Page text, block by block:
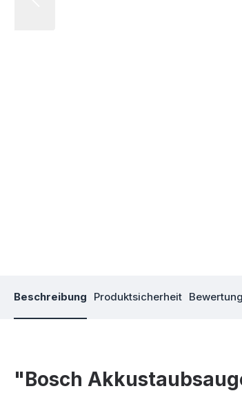
Beschreibung Produktsicherheit
"Bosch